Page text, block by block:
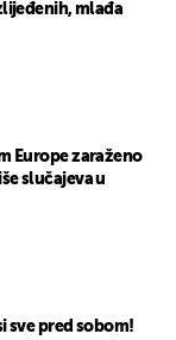
mlađa
Europe zaraženo
slučajeva u
sve pred sobom!